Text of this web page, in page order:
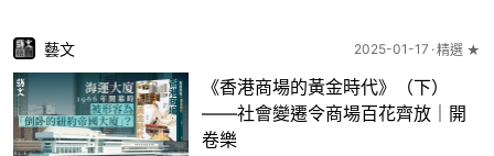
藝文 2025-01-17 精選 ★
《香港商場的黃金時代》（下）
——社會變遷令商場百花齊放｜開
卷樂